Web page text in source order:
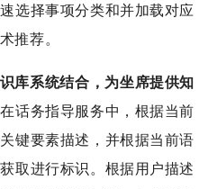
选择事项分类和并加载对应
推荐。
库系统结合，为坐席提供知
在话务指导服务中，根据当前
键要素描述，并根据当前语
取进行标识。根据用户描述